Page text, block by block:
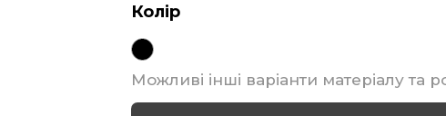
Колір
Можливі інші варіанти матеріалу та